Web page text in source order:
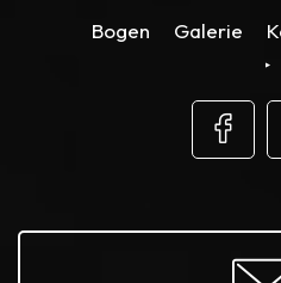
Bogen
Galerie